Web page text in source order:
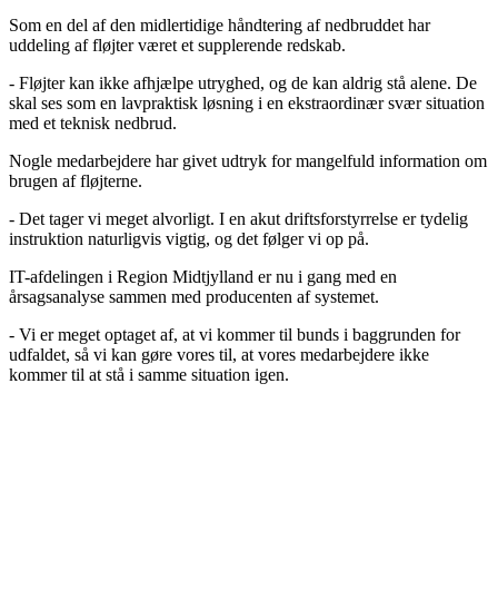
Som en del af den midlertidige håndtering af nedbruddet har
uddeling af fløjter været et supplerende redskab.
- Fløjter kan ikke afhjælpe utryghed, og de kan aldrig stå alene. De
skal ses som en lavpraktisk løsning i en ekstraordinær svær situation
med et teknisk nedbrud.
Nogle medarbejdere har givet udtryk for mangelfuld information om
brugen af fløjterne.
- Det tager vi meget alvorligt. I en akut driftsforstyrrelse er tydelig
instruktion naturligvis vigtig, og det følger vi op på.
IT-afdelingen i Region Midtjylland er nu i gang med en
årsagsanalyse sammen med producenten af systemet.
- Vi er meget optaget af, at vi kommer til bunds i baggrunden for
udfaldet, så vi kan gøre vores til, at vores medarbejdere ikke
kommer til at stå i samme situation igen.